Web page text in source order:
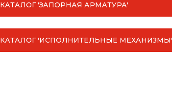
КАТАЛОГ 'ЗАПОРНАЯ АРМАТУРА'
КАТАЛОГ 'ИСПОЛНИТЕЛЬНЫЕ МЕХАНИЗМЫ'